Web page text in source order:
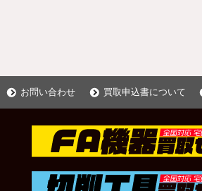
お問い合わせ 買取申込書について